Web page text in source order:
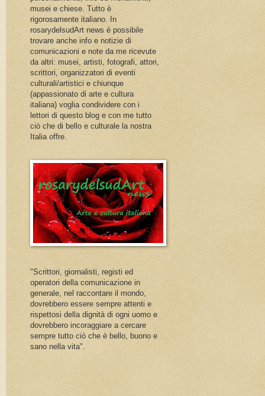
musei e chiese. Tutto è
rigorosamente italiano. In
rosarydelsudArt news è possibile
trovare anche info e notizie di
comunicazioni e note da me ricevute
da altri: musei, artisti, fotografi, attori,
scrittori, organizzatori di eventi
culturali/artistici e chiunque
(appassionato di arte e cultura
italiana) voglia condividere con i
lettori di questo blog e con me tutto
ciò che di bello e culturale la nostra
Italia offre.
"Scrittori, giornalisti, registi ed
operatori della comunicazione in
generale, nel raccontare il mondo,
dovrebbero essere sempre attenti e
rispettosi della dignità di ogni uomo e
dovrebbero incoraggiare a cercare
sempre tutto ciò che è bello, buono e
sano nella vita".